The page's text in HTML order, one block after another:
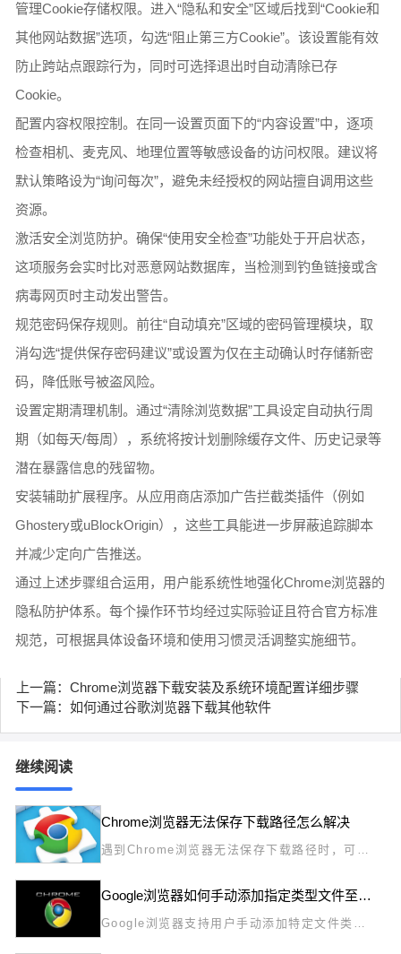
管理Cookie存储权限。进入“隐私和安全”区域后找到“Cookie和
其他网站数据”选项，勾选“阻止第三方Cookie”。该设置能有效
防止跨站点跟踪行为，同时可选择退出时自动清除已存
Cookie。
配置内容权限控制。在同一设置页面下的“内容设置”中，逐项
检查相机、麦克风、地理位置等敏感设备的访问权限。建议将
默认策略设为“询问每次”，避免未经授权的网站擅自调用这些
资源。
激活安全浏览防护。确保“使用安全检查”功能处于开启状态，
这项服务会实时比对恶意网站数据库，当检测到钓鱼链接或含
病毒网页时主动发出警告。
规范密码保存规则。前往“自动填充”区域的密码管理模块，取
消勾选“提供保存密码建议”或设置为仅在主动确认时存储新密
码，降低账号被盗风险。
设置定期清理机制。通过“清除浏览数据”工具设定自动执行周
期（如每天/每周），系统将按计划删除缓存文件、历史记录等
潜在暴露信息的残留物。
安装辅助扩展程序。从应用商店添加广告拦截类插件（例如
Ghostery或uBlockOrigin），这些工具能进一步屏蔽追踪脚本
并减少定向广告推送。
通过上述步骤组合运用，用户能系统性地强化Chrome浏览器的
隐私防护体系。每个操作环节均经过实际验证且符合官方标准
规范，可根据具体设备环境和使用习惯灵活调整实施细节。
上一篇：Chrome浏览器下载安装及系统环境配置详细步骤
下一篇：如何通过谷歌浏览器下载其他软件
继续阅读
Chrome浏览器无法保存下载路径怎么解决
遇到Chrome浏览器无法保存下载路径时，可能
是权限或设置异常导致。本文分享具体解决方
法，帮助用户恢复正常文件下载和路径保存功
能。
Google浏览器如何手动添加指定类型文件至下载白名单
Google浏览器支持用户手动添加特定文件类型
至下载白名单，避免误拦截，保证下载顺利完